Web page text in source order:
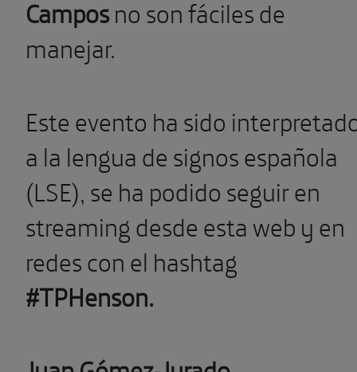
Camposno son fáciles de
manejar.
Este evento ha sido
a la lengua de signos española
(LSE), se ha podido seguir en
streaming desde esta web y en
redes con el hashtag
#TPHenson.